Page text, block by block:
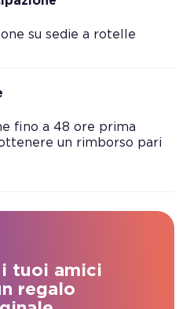
su sedie a rotelle
fino a 48 ore prima
un rimborso pari
tuoi amici
regalo